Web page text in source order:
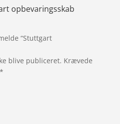
opbevaringsskab
“Stuttgart
blive publiceret. Krævede
*